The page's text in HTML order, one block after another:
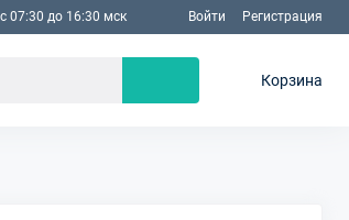
с 07:30 до 16:30 мск Войти Регистрация
Корзина